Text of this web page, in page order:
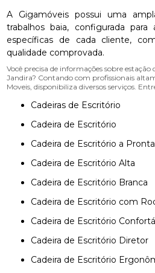
A Gigamóveis possui uma
trabalhos baia, configurada para
específicas de cada cliente,
qualidade comprovada.
Você precisa de informações sobre
Jandira? Contando com profissionais
Moveis, disponibiliza diversos serviços.
Cadeiras de Escritório
Cadeira de Escritório
Cadeira de Escritório a
Cadeira de Escritório Alta
Cadeira de Escritório Branca
Cadeira de Escritório com
Cadeira de Escritório
Cadeira de Escritório Diretor
Cadeira de Escritório